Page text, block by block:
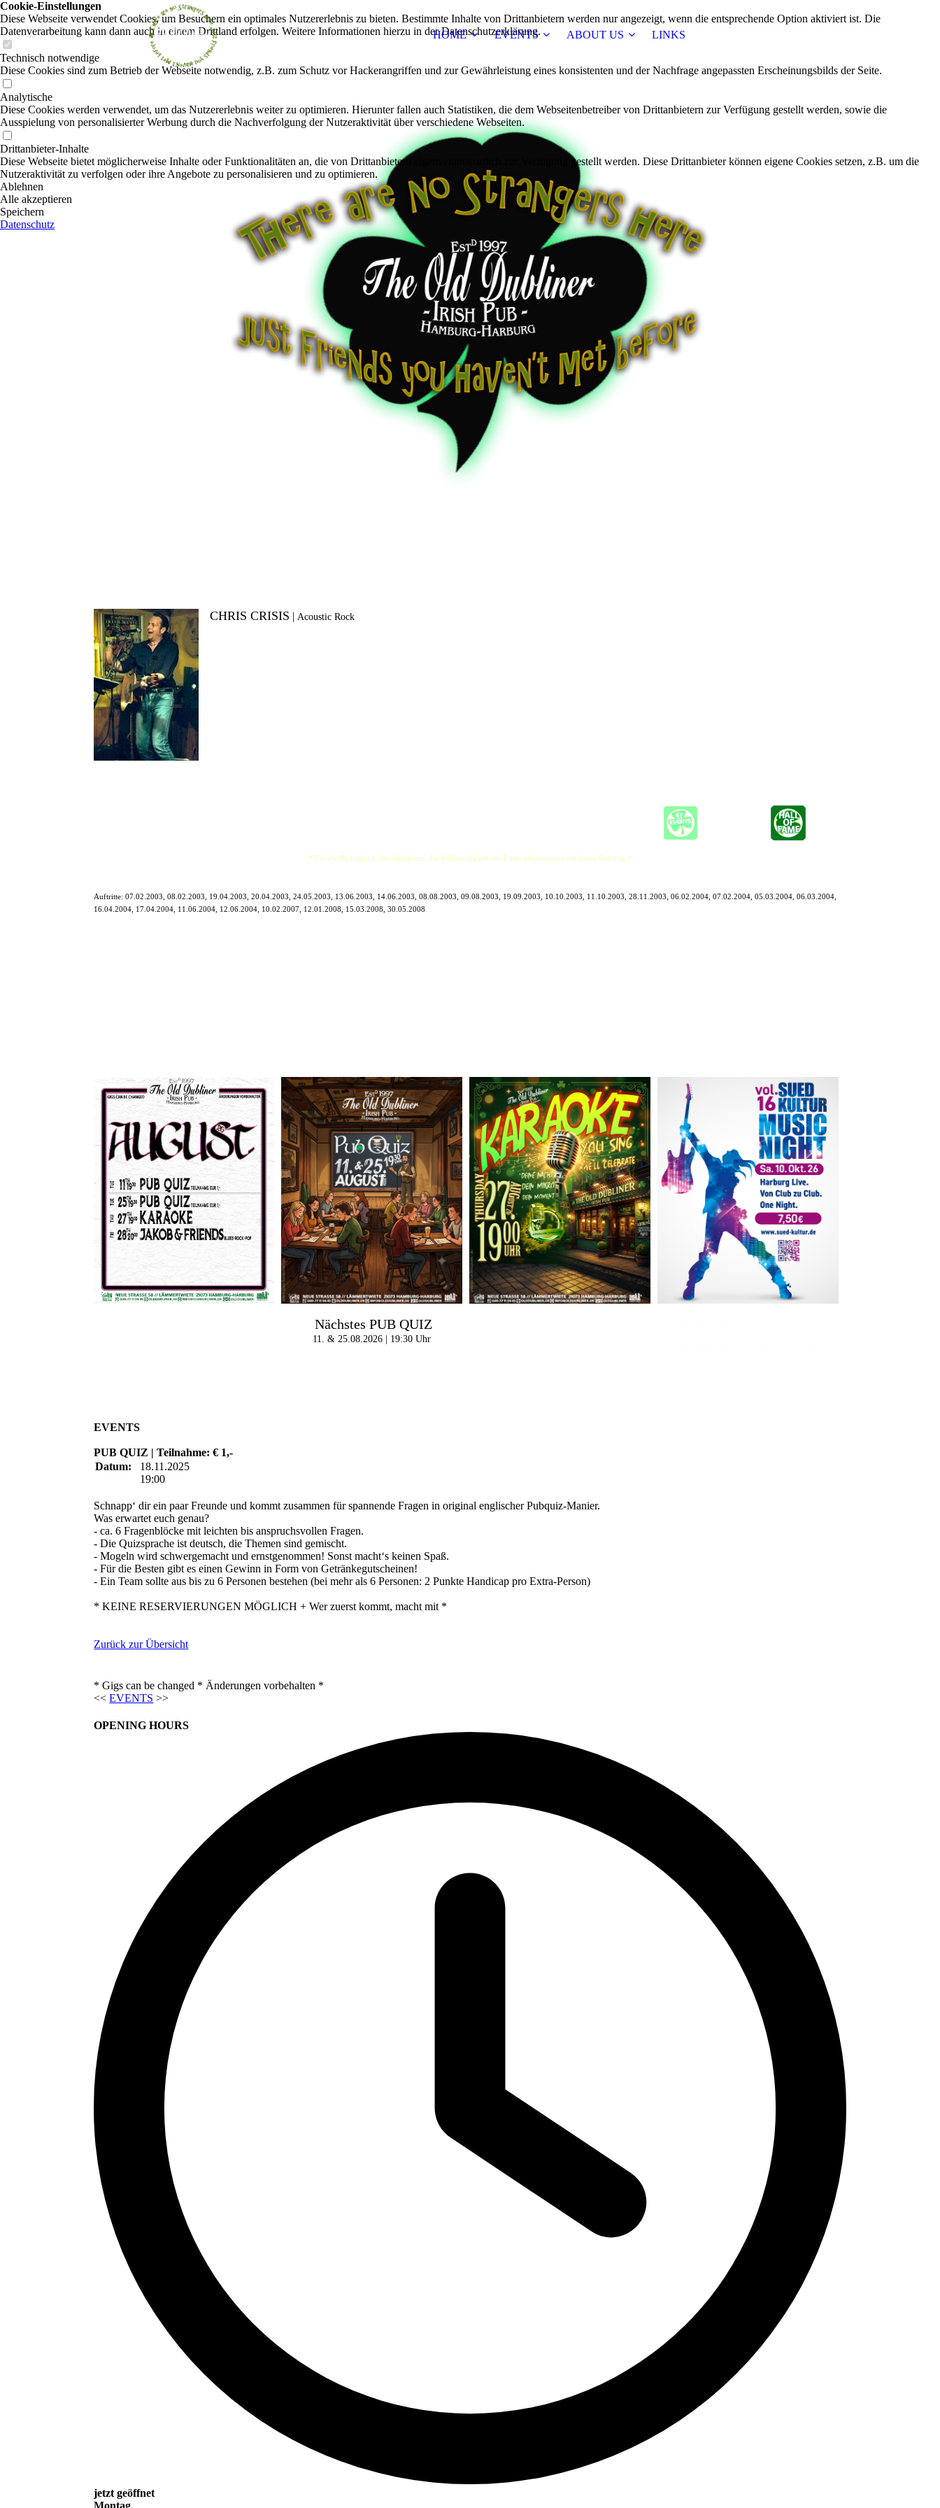
HOME EVENTS ABOUT US LINKS
CHRIS CRISIS | Acoustic Rock
* Für die Richtigkeit, den Inhalt und die Vollständigkeit der Links übernehmen wir keine Haftung *
Auftritte:07.02.2003, 08.02.2003, 19.04.2003, 20.04.2003, 24.05.2003, 13.06.2003, 14.06.2003, 08.08.2003, 09.08.2003, 19.09.2003, 10.10.2003, 11.10.2003, 28.11.2003, 06.02.2004, 07.02.2004, 05.03.2004, 06.03.2004,
16.04.2004, 17.04.2004, 11.06.2004, 12.06.2004, 10.02.2007, 12.01.2008, 15.03.2008, 30.05.2008
Nächstes PUB QUIZ
11. & 25.08.2026 | 19:30 Uhr
EVENTS
PUB QUIZ | Teilnahme: € 1,-
Datum:
18.11.2025
19:00
Schnapp‘ dir ein paar Freunde und kommt zusammen für spannende Fragen in original englischer Pubquiz-Manier.
Was erwartet euch genau?
- ca. 6 Fragenblöcke mit leichten bis anspruchsvollen Fragen.
- Die Quizsprache ist deutsch, die Themen sind gemischt.
- Mogeln wird schwergemacht und ernstgenommen! Sonst macht‘s keinen Spaß.
- Für die Besten gibt es einen Gewinn in Form von Getränkegutscheinen!
- Ein Team sollte aus bis zu 6 Personen bestehen (bei mehr als 6 Personen: 2 Punkte Handicap pro Extra-Person)
* KEINE RESERVIERUNGEN MÖGLICH + Wer zuerst kommt, macht mit *
Zurück zur Übersicht
* Gigs can be changed * Änderungen vorbehalten *
<<EVENTS >>
OPENING HOURS
jetzt geöffnet
Montag
Cookie-Einstellungen
Diese Webseite verwendet Cookies, um Besuchern ein optimales Nutzererlebnis zu bieten. Bestimmte Inhalte von Drittanbietern werden nur angezeigt, wenn die entsprechende Option aktiviert ist. Die
Datenverarbeitung kann dann auch in einem Drittland erfolgen. Weitere Informationen hierzu in der Datenschutzerklärung.
Technisch notwendige
Diese Cookies sind zum Betrieb der Webseite notwendig, z.B. zum Schutz vor Hackerangriffen und zur Gewährleistung eines konsistenten und der Nachfrage angepassten Erscheinungsbilds der Seite.
Analytische
Diese Cookies werden verwendet, um das Nutzererlebnis weiter zu optimieren. Hierunter fallen auch Statistiken, die dem Webseitenbetreiber von Drittanbietern zur Verfügung gestellt werden, sowie die
Ausspielung von personalisierter Werbung durch die Nachverfolgung der Nutzeraktivität über verschiedene Webseiten.
Drittanbieter-Inhalte
Diese Webseite bietet möglicherweise Inhalte oder Funktionalitäten an, die von Drittanbietern eigenverantwortlich zur Verfügung gestellt werden. Diese Drittanbieter können eigene Cookies setzen, z.B. um die
Nutzeraktivität zu verfolgen oder ihre Angebote zu personalisieren und zu optimieren.
Ablehnen
Alle akzeptieren
Speichern
Datenschutz